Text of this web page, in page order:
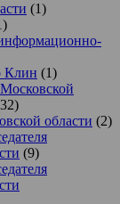
(1)
Клин (1)
области (2)
(9)